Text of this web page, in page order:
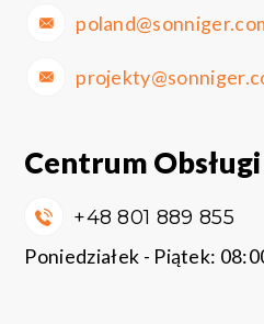
Centrum
+48 801 889 855
Poniedziałek - Piątek: